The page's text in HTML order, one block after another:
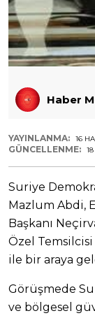
Haber
YAYINLANMA: 16
GÜNCELLENME:
Suriye
Mazlum Abdi,
Başkanı
Özel
ile bir araya
Görüşmede
ve bölgesel